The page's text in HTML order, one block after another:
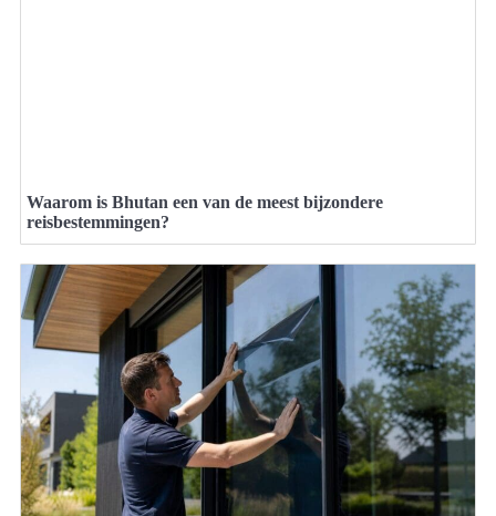
Waarom is Bhutan een van de meest bijzondere
reisbestemmingen?